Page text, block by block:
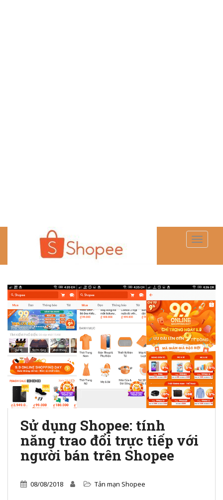
Sử dụng Shopee: tính
năng trao đổi trực tiếp với
người bán trên Shopee
08/08/2018 Tản mạn Shopee